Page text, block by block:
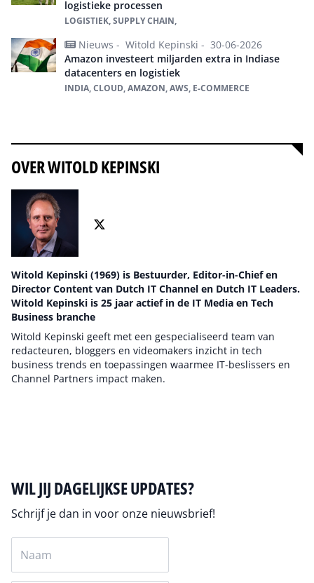
logistieke processen
LOGISTIEK, SUPPLY CHAIN,
Nieuws - Witold Kepinski - 30-06-2026
Amazon investeert miljarden extra in Indiase
datacenters en logistiek
INDIA, CLOUD, AMAZON, AWS, E-COMMERCE
OVER WITOLD KEPINSKI
Witold Kepinski (1969) is Bestuurder, Editor-in-Chief en
Director Content van Dutch IT Channel en Dutch IT Leaders.
Witold Kepinski is 25 jaar actief in de IT Media en Tech
Business branche
Witold Kepinski geeft met een gespecialiseerd team van
redacteuren, bloggers en videomakers inzicht in tech
business trends en toepassingen waarmee IT-beslissers en
Channel Partners impact maken.
WIL JIJ DAGELIJKSE UPDATES?
Schrijf je dan in voor onze nieuwsbrief!